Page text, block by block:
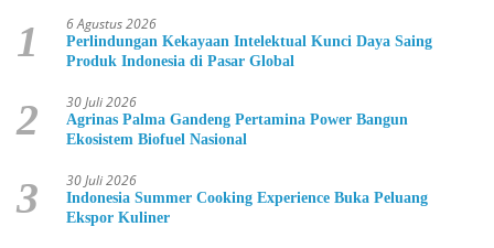
1 6 Agustus 2026
Perlindungan Kekayaan Intelektual Kunci Daya Saing
Produk Indonesia di Pasar Global
2 30 Juli 2026
Agrinas Palma Gandeng Pertamina Power Bangun
Ekosistem Biofuel Nasional
3 30 Juli 2026
Indonesia Summer Cooking Experience Buka Peluang
Ekspor Kuliner